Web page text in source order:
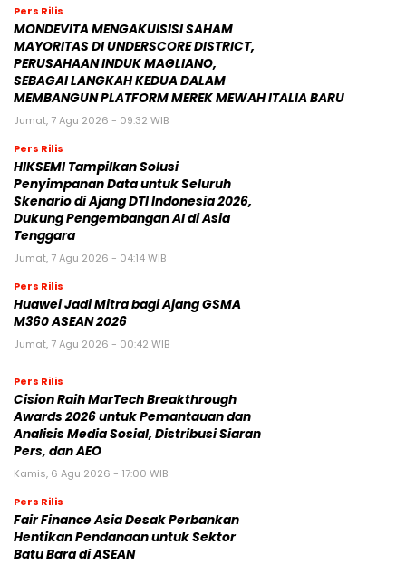
Pers Rilis
MONDEVITA MENGAKUISISI SAHAM
MAYORITAS DI UNDERSCORE DISTRICT,
PERUSAHAAN INDUK MAGLIANO,
SEBAGAI LANGKAH KEDUA DALAM
MEMBANGUN PLATFORM MEREK MEWAH ITALIA BARU
Jumat, 7 Agu 2026 - 09:32 WIB
Pers Rilis
HIKSEMI Tampilkan Solusi
Penyimpanan Data untuk Seluruh
Skenario di Ajang DTI Indonesia 2026,
Dukung Pengembangan AI di Asia
Tenggara
Jumat, 7 Agu 2026 - 04:14 WIB
Pers Rilis
Huawei Jadi Mitra bagi Ajang GSMA
M360 ASEAN 2026
Jumat, 7 Agu 2026 - 00:42 WIB
Pers Rilis
Cision Raih MarTech Breakthrough
Awards 2026 untuk Pemantauan dan
Analisis Media Sosial, Distribusi Siaran
Pers, dan AEO
Kamis, 6 Agu 2026 - 17:00 WIB
Pers Rilis
Fair Finance Asia Desak Perbankan
Hentikan Pendanaan untuk Sektor
Batu Bara di ASEAN